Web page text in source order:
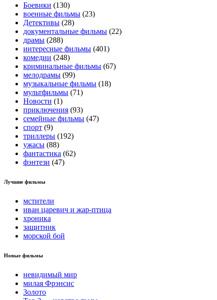
Боевики (130)
военные фильмы (23)
Детективы (28)
документальные фильмы (22)
драмы (288)
интересные фильмы (401)
комедии (248)
криминальные фильмы (67)
мелодрамы (99)
музыкальные фильмы (18)
мультфильмы (71)
Новости (1)
приключения (93)
семейные фильмы (47)
спорт (9)
триллеры (192)
ужасы (88)
фантастика (62)
фэнтези (47)
Лучшие фильмы
мстители
иван царевич и жар-птица
хроника
защитник
морской бой
Новые фильмы
невидимый мир
милая Фрэнсис
Золото